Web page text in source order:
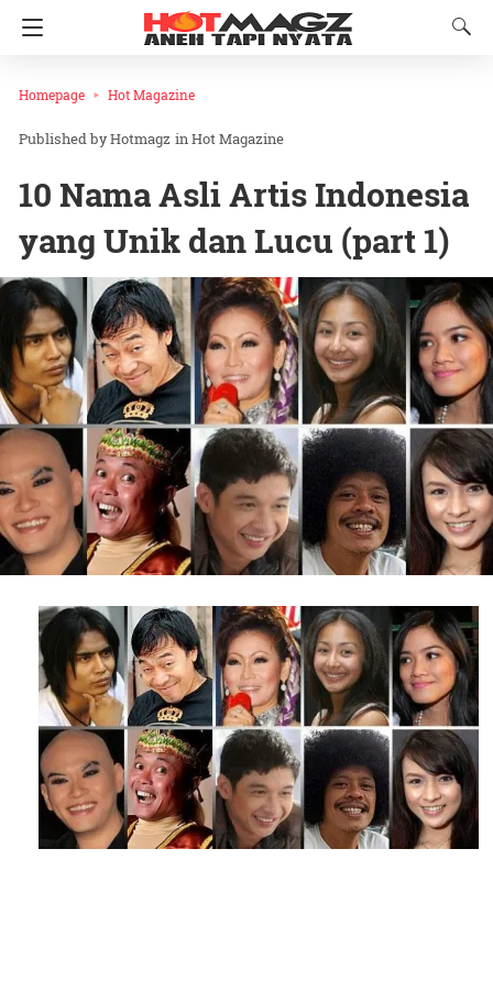
Homepage Hot Magazine
Hotmagz inHot Magazine
10 Nama Asli Artis Indonesia
yang Unik dan Lucu (part 1)